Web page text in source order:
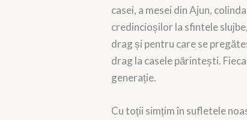
casei, a mesei din Ajun,
credincioșilor la sfintele
drag și pentru care se
drag la casele părintești.
generație.
Cu toții simțim în sufletele